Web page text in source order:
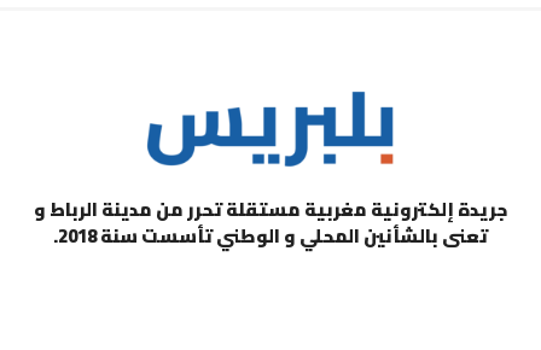
جريدة إلكترونية مغربية مستقلة تحرر من مدينة الرباط و
تعنى بالشأنين المحلي و الوطني تأسست سنة 2018.